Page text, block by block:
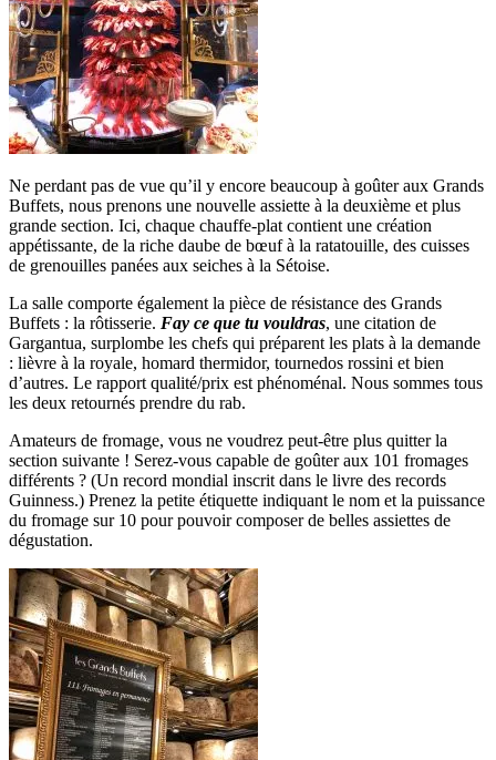
Ne perdant pas de vue qu’il y encore beaucoup à goûter aux Grands
Buffets, nous prenons une nouvelle assiette à la deuxième et plus
grande section. Ici, chaque chauffe-plat contient une création
appétissante, de la riche daube de bœuf à la ratatouille, des cuisses
de grenouilles panées aux seiches à la Sétoise.
La salle comporte également la pièce de résistance des Grands
Buffets : la rôtisserie. Fay ce que tu vouldras, une citation de
Gargantua, surplombe les chefs qui préparent les plats à la demande
: lièvre à la royale, homard thermidor, tournedos rossini et bien
d’autres. Le rapport qualité/prix est phénoménal. Nous sommes tous
les deux retournés prendre du rab.
Amateurs de fromage, vous ne voudrez peut-être plus quitter la
section suivante ! Serez-vous capable de goûter aux 101 fromages
différents ? (Un record mondial inscrit dans le livre des records
Guinness.) Prenez la petite étiquette indiquant le nom et la puissance
du fromage sur 10 pour pouvoir composer de belles assiettes de
dégustation.